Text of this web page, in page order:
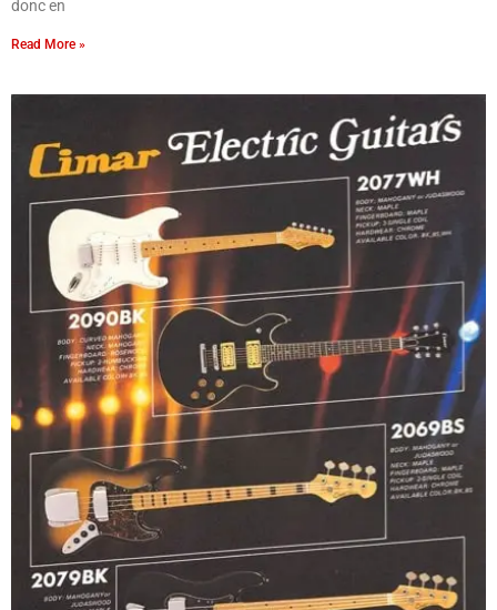
donc en
Read More »